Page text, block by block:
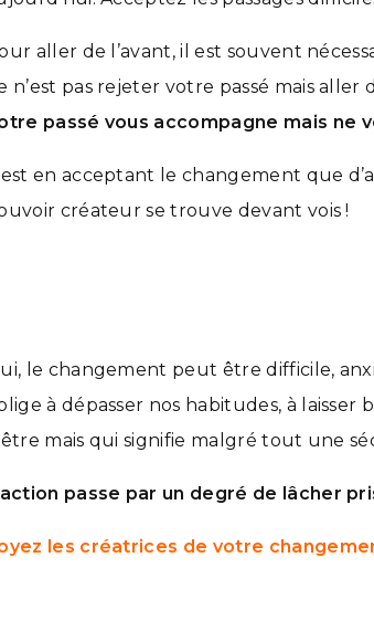
aller de l’avant, il est souvent
n’est pas rejeter votre passé mais
passé vous accompagne mais ne
en acceptant le changement que
créateur se trouve devant vois !
le changement peut être difficile,
à dépasser nos habitudes, à
mais qui signifie malgré tout une
passe par un degré de lâcher
les créatrices de votre